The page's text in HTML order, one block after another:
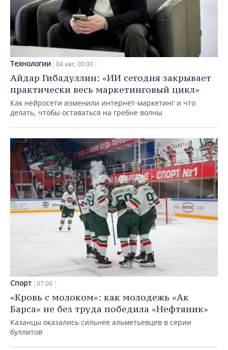
Технологии 04 авг, 00:00
Айдар Гибадуллин: «ИИ сегодня закрывает
практически весь маркетинговый цикл»
Как нейросети изменили интернет-маркетинг и что
делать, чтобы оставаться на гребне волны
Спорт 07:00
«Кровь с молоком»: как молодежь «Ак
Барса» не без труда победила «Нефтяник»
Казанцы оказались сильнее альметьевцев в серии
буллитов